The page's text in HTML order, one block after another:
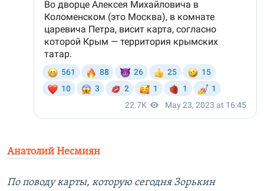
Анатолий Несмиян
По поводу карты, которую сегодня Зорькин